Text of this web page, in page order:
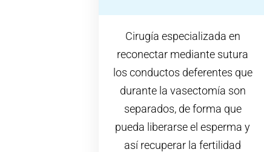
Cirugía especializada en
reconectar mediante sutura
los conductos deferentes que
durante la vasectomía son
separados, de forma que
pueda liberarse el esperma y
así recuperar la fertilidad